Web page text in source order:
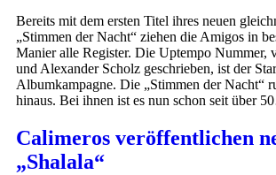
Bereits mit dem ersten Titel ihres neuen
„Stimmen der Nacht“ ziehen die Amigos in
Manier alle Register. Die Uptempo Nummer,
und Alexander Scholz geschrieben, ist der
Albumkampagne. Die „Stimmen der Nacht“
hinaus. Bei ihnen ist es nun schon seit über
Calimeros veröffentlichen
„Shalala“